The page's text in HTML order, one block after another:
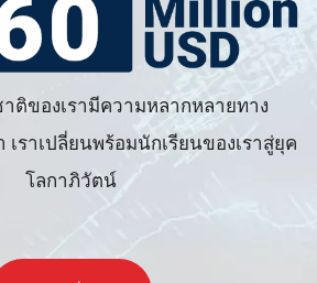
ติของเรามีความหลากหลายทาง
ราเปลี่ยนพร้อมนักเรียนของเราสู่ยุค
โลกาภิวัตน์